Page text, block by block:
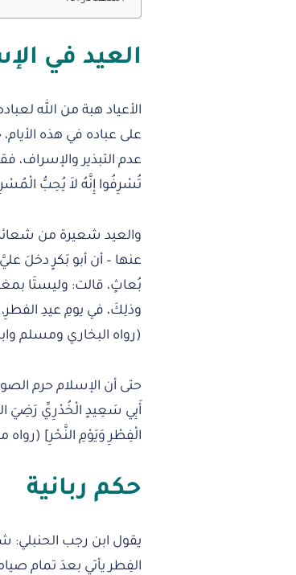
العيد في
الأعياد هبة من الله
على عباده في هذه
عدم التبذير والإسراف،
تُسْرِفُوا إِنَّهُ لاَ يُحِبُّ
والعيد شعيرة من
عنها – أن أبو بَكرٍ دخلَ
بُعاثٍ، قالت: وليستَا
وذلِكَ، في يومِ عيدِ الفطرِ،
(رواه البخاري ومسلم
حتى أن الإسلام حرم
أَبِي سَعِيدٍ الْخُدْرِيِّ رَضِيَ
الْفِطْرِ وَيَوْمِ النَّحْرِ]
حكم ربانية
يقول ابن رجب الحنبلي:
الفِطر يأتي بعدَ تمام